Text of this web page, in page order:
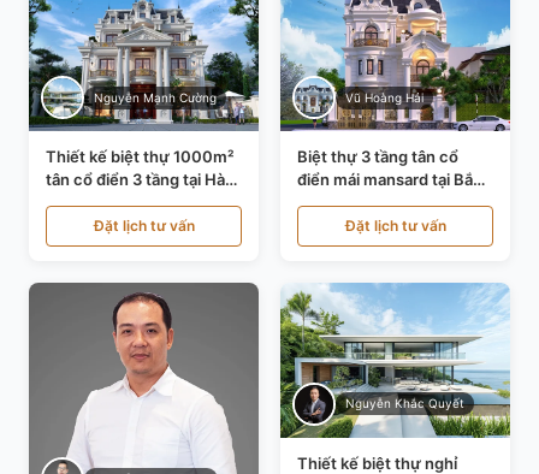
Nguyễn Mạnh Cường
Thiết kế biệt thự 1000m²
tân cổ điển 3 tầng tại Hà
Nội KT21010
Đặt lịch tư vấn
Vũ Hoàng Hải
Biệt thự 3 tầng tân cổ
điển mái mansard tại Bắc
Ninh KT21198
Đặt lịch tư vấn
Nguyễn Khắc Quyết
Thiết kế biệt thự nghỉ